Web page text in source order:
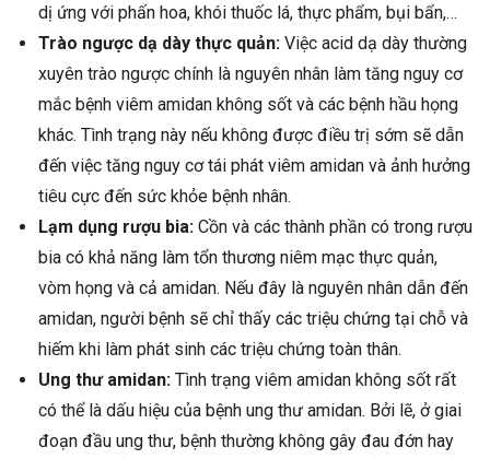
dị ứng với phấn hoa, khói thuốc lá, thực phẩm, bụi bẩn,…
Trào ngược dạ dày thực quản: Việc acid dạ dày thường
xuyên trào ngược chính là nguyên nhân làm tăng nguy cơ
mắc bệnh viêm amidan không sốt và các bệnh hầu họng
khác. Tình trạng này nếu không được điều trị sớm sẽ dẫn
đến việc tăng nguy cơ tái phát viêm amidan và ảnh hưởng
tiêu cực đến sức khỏe bệnh nhân.
Lạm dụng rượu bia: Cồn và các thành phần có trong rượu
bia có khả năng làm tổn thương niêm mạc thực quản,
vòm họng và cả amidan. Nếu đây là nguyên nhân dẫn đến
amidan, người bệnh sẽ chỉ thấy các triệu chứng tại chỗ và
hiếm khi làm phát sinh các triệu chứng toàn thân.
Ung thư amidan: Tình trạng viêm amidan không sốt rất
có thể là dấu hiệu của bệnh ung thư amidan. Bởi lẽ, ở giai
đoạn đầu ung thư, bệnh thường không gây đau đớn hay